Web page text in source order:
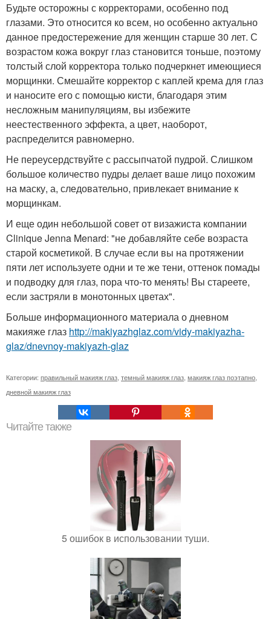
Будьте осторожны с корректорами, особенно под
глазами. Это относится ко всем, но особенно актуально
данное предостережение для женщин старше 30 лет. С
возрастом кожа вокруг глаз становится тоньше, поэтому
толстый слой корректора только подчеркнет имеющиеся
морщинки. Смешайте корректор с каплей крема для глаз
и наносите его с помощью кисти, благодаря этим
несложным манипуляциям, вы избежите
неестественного эффекта, а цвет, наоборот,
распределится равномерно.
Не переусердствуйте с рассыпчатой пудрой. Слишком
большое количество пудры делает ваше лицо похожим
на маску, а, следовательно, привлекает внимание к
морщинкам.
И еще один небольшой совет от визажиста компании
Clinique Jenna Menard: "не добавляйте себе возраста
старой косметикой. В случае если вы на протяжении
пяти лет используете одни и те же тени, оттенок помады
и подводку для глаз, пора что-то менять! Вы стареете,
если застряли в монотонных цветах".
Больше информационного материала о дневном
макияже глаз http://makiyazhglaz.com/vidy-makiyazha-
glaz/dnevnoy-makiyazh-glaz
Категории: правильный макияж глаз темный макияж глаз макияж глаз поэтапно
дневной макияж глаз
Читайте также
5 ошибок в использовании туши.